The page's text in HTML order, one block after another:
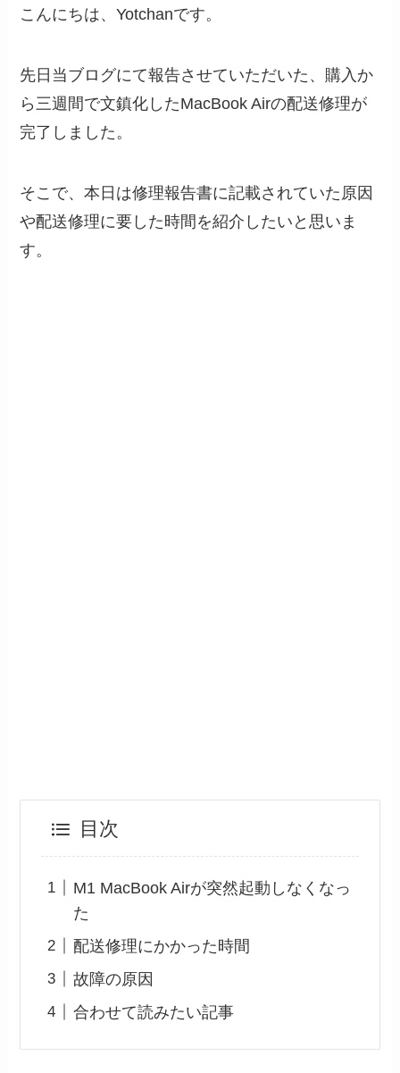
こんにちは、Yotchanです。
先日当ブログにて報告させていただいた、購入か
ら三週間で文鎮化したMacBook Airの配送修理が
完了しました。
そこで、本日は修理報告書に記載されていた原因
や配送修理に要した時間を紹介したいと思いま
す。
目次
M1 MacBook Airが突然起動しなくなっ
た
配送修理にかかった時間
故障の原因
合わせて読みたい記事